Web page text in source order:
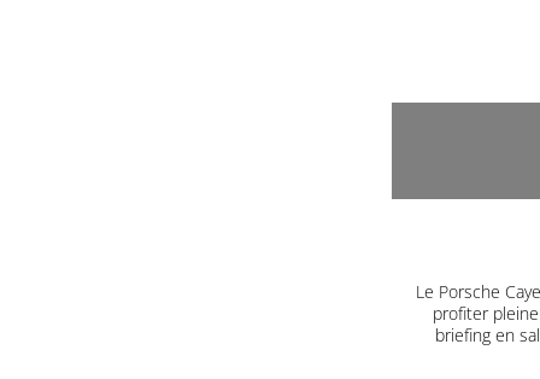
Le Porsche
profiter
briefing en